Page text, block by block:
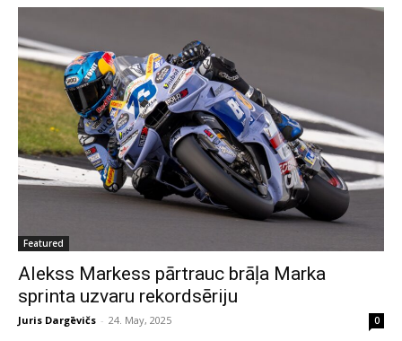
Featured
Alekss Markess pārtrauc brāļa Marka
sprinta uzvaru rekordsēriju
Juris Dargēvičs - 24. May, 2025 0